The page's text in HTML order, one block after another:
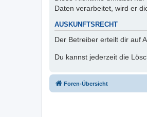
Daten verarbeitet, wird er
AUSKUNFTSRECHT
Der Betreiber erteilt dir auf
Du kannst jederzeit die
Foren-Übersicht